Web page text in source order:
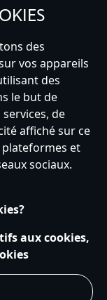
un magasin
des
vos appareils
des
le but de
de
affiché sur ce
plateformes et
sociaux.
aux cookies,